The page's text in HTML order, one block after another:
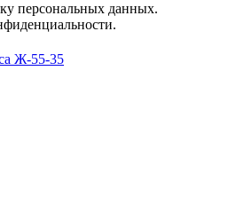
персональных данных.